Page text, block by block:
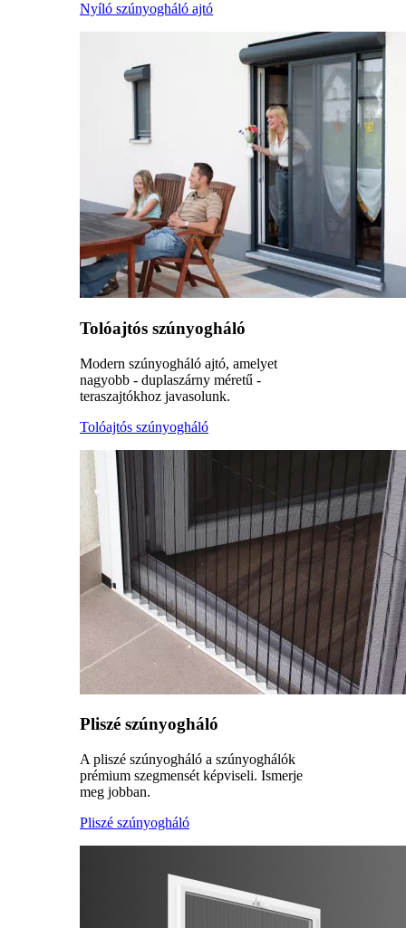
Nyíló szúnyogháló ajtó
Tolóajtós szúnyogháló
Modern szúnyogháló ajtó, amelyet
nagyobb - duplaszárny méretű -
teraszajtókhoz javasolunk.
Tolóajtós szúnyogháló
Pliszé szúnyogháló
A pliszé szúnyogháló a szúnyoghálók
prémium szegmensét képviseli. Ismerje
meg jobban.
Pliszé szúnyogháló